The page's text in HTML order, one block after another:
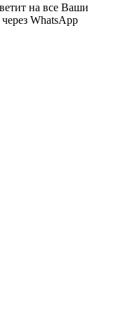
на все Ваши
WhatsApp